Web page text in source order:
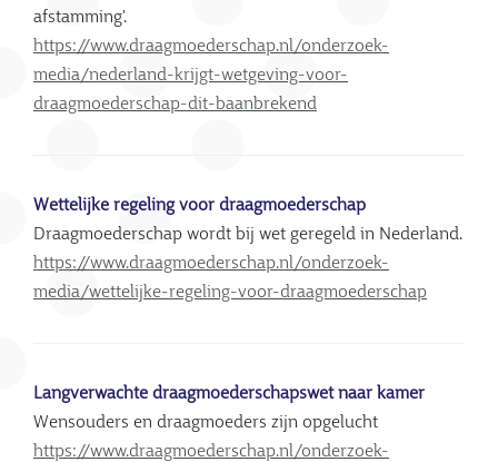
afstamming'.
https://www.draagmoederschap.nl/onderzoek-
media/nederland-krijgt-wetgeving-voor-
draagmoederschap-dit-baanbrekend
Wettelijke regeling voor draagmoederschap
Draagmoederschap wordt bij wet geregeld in Nederland.
https://www.draagmoederschap.nl/onderzoek-
media/wettelijke-regeling-voor-draagmoederschap
Langverwachte draagmoederschapswet naar kamer
Wensouders en draagmoeders zijn opgelucht
https://www.draagmoederschap.nl/onderzoek-